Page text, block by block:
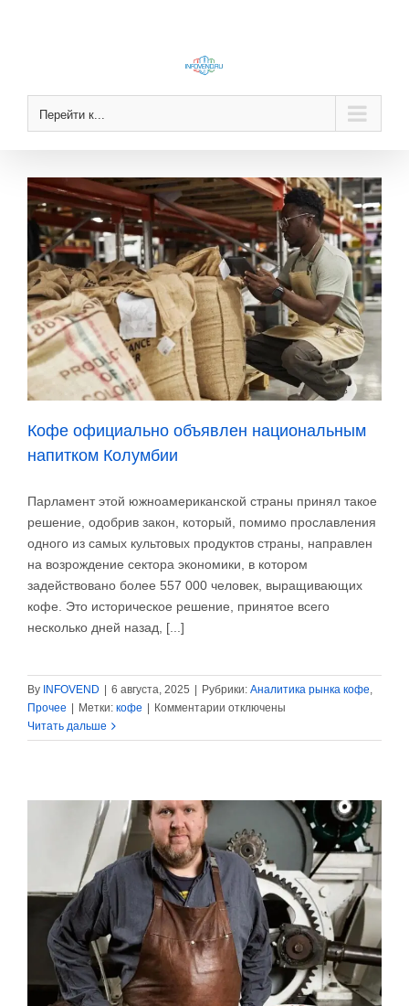
Перейти к...
Кофе официально объявлен национальным
напитком Колумбии
Парламент этой южноамериканской страны принял такое
решение, одобрив закон, который, помимо прославления
одного из самых культовых продуктов страны, направлен
на возрождение сектора экономики, в котором
задействовано более 557 000 человек, выращивающих
кофе. Это историческое решение, принятое всего
несколько дней назад, [...]
By INFOVEND 6 августа, 2025 Рубрики: Аналитика рынка кофе,
Прочее
Метки: кофе Комментарии к
Кофе
национальным
Колумбии
отключены
Читать дальше